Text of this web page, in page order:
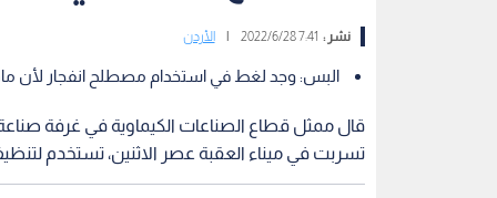
نشر : 7:41 2022/6/28 الأردن
البس: وجد لغط في استخدام مصطلح انفجار لأن مادة
قال ممثل قطاع الصناعات الكيماوية في غرفة صناعة
تسربت في ميناء العقبة عصر الاثنين، تستخدم